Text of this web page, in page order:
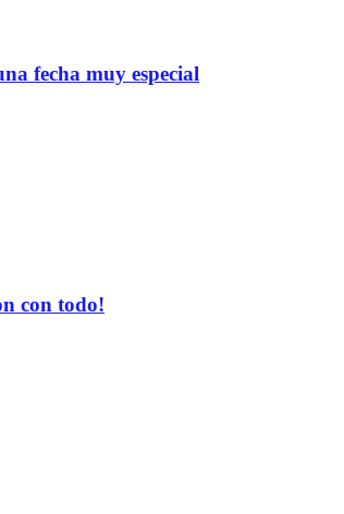
fecha muy especial
con todo!